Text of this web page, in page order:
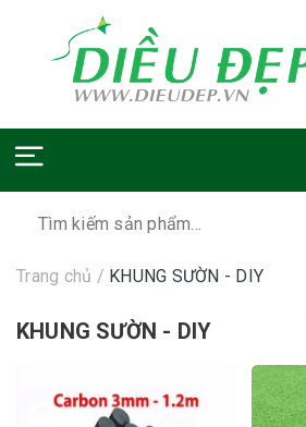
Trang chủ / KHUNG SƯỜN - DIY
KHUNG SƯỜN - DIY